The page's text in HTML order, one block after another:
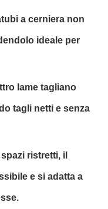
a cerniera non
ideale per
lame tagliano
tagli netti e senza
ristretti, il
e si adatta a